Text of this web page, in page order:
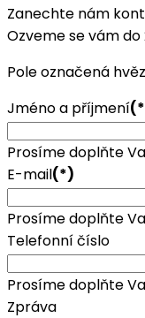
Zanechte nám
Ozveme se vám do
Pole označená
Jméno a příjmení
Prosíme doplňte
E-mail(*)
Prosíme doplňte
Telefonní číslo
Prosíme doplňte
Zpráva